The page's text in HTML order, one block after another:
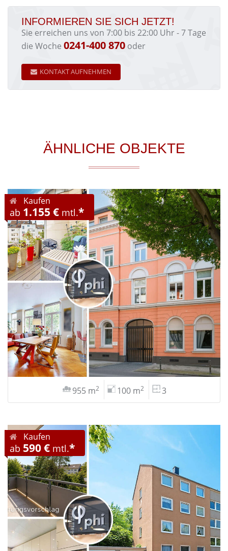
INFORMIEREN SIE SICH JETZT!
Sie erreichen uns von 7:00 bis 22:00 Uhr - 7 Tage
die Woche 0241-400 870 oder
KONTAKT AUFNEHMEN
ÄHNLICHE OBJEKTE
Kaufen
ab 1.155 € mtl.*
955 m2 100 m2 3
Kaufen
ab 590 € mtl.*